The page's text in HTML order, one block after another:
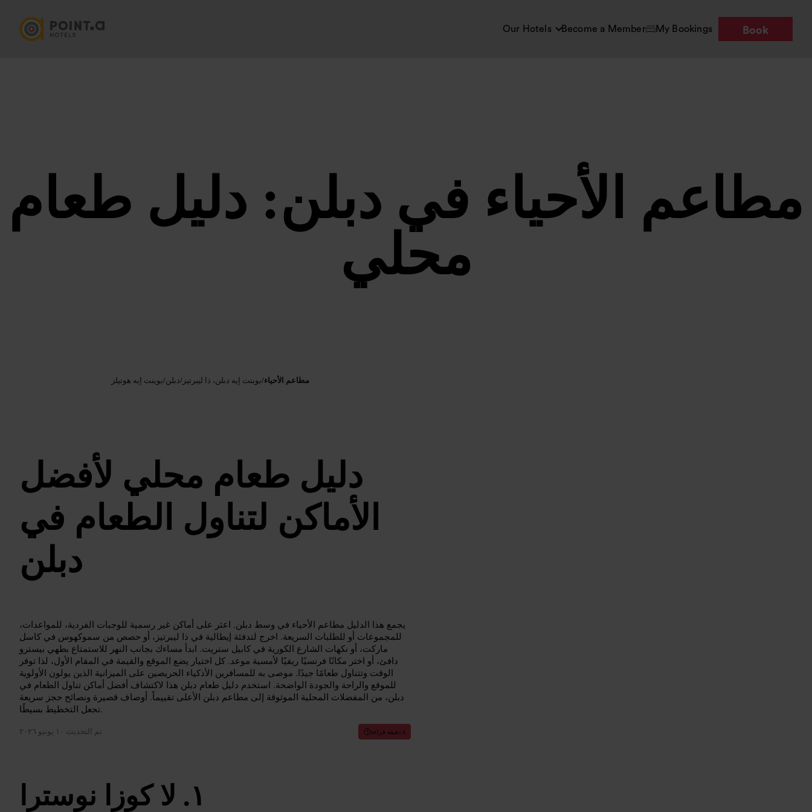
Our Hotels Become a Member My Bookings Book
مطاعم الأحياء في دبلن: دليل طعام
محلي
بوينت إيه هوتيلز/دبلن/ بوينت إيه دبلن، ذا ليبرتيز/مطاعم الأحياء
دليل طعام محلي لأفضل
الأماكن لتناول الطعام في
دبلن
يجمع هذا الدليل مطاعم الأحياء في وسط دبلن. اعثر على أماكن غير رسمية للوجبات الفردية، للمواعدات،
للمجموعات أو للطلبات السريعة. اخرج لتدفئة إيطالية في ذا ليبرتيز، أو حصص من سموكهوس في كاسل
ماركت، أو نكهات الشارع الكورية في كابيل ستريت. ابدأ مساءك بجانب النهر للاستمتاع بطهي بيسترو
دافئ، أو اختر مكانًا فرنسيًا ريفيًا لأمسية موعد. كل اختيار يضع الموقع والقيمة في المقام الأول، لذا توفر
الوقت وتتناول طعامًا جيدًا. موصى به للمسافرين الأذكياء الحريصين على الميزانية الذين يولون الأولوية
للموقع والراحة والجودة الواضحة. استخدم دليل طعام دبلن هذا لاكتشاف أفضل أماكن تناول الطعام في
دبلن، من المفضلات المحلية الموثوقة إلى مطاعم دبلن الأعلى تقييماً. أوصاف قصيرة ونصائح حجز سريعة
تجعل التخطيط بسيطًا.
تم التحديث ١٠ يونيو ٢٠٢٦ ٨ دقيقة قراءة
لا كوزا نوسترا